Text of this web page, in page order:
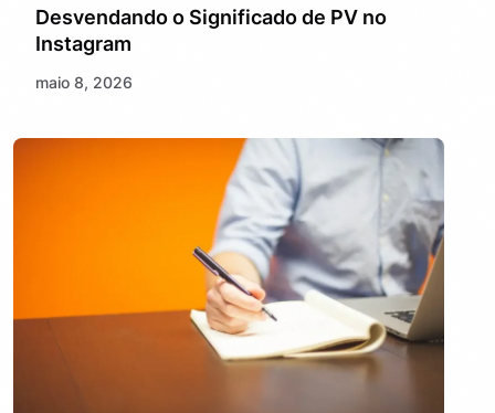
Desvendando o Significado de PV no
Instagram
maio 8, 2026